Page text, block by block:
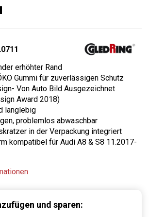
erhöhter Rand
Gummi für zuverlässigen Schutz
Von Auto Bild Ausgezeichnet
Award 2018)
langlebig
problemlos abwaschbar
in der Verpackung integriert
kompatibel für Audi A8 & S8 11.2017-
und sparen: